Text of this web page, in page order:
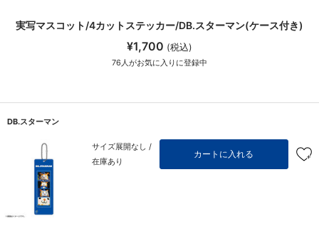
実写マスコット/4カットステッカー/DB.スターマン(ケース付き)
¥1,700 (税込)
76 人がお気に入りに登録中
DB.スターマン
サイズ展開なし /
在庫あり
カートに入れる